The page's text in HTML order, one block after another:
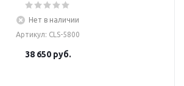
Нет в наличии
Артикул: CLS-5800
38 650руб.